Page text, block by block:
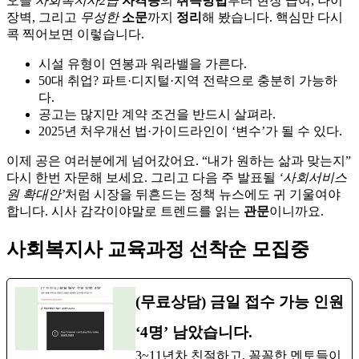
장벽, 그리고 무성한 소문까지 정리 해 봤습니다. 핵심만 다시
콕 찍어보면 이렇습니다.
시설 유형이 연봉과 워라밸을 가른다.
50대 취업? 파트·디지털·지역 전략으로 충분히 가능하
다.
공고는 많지만 계약 조건을 반드시 살펴라.
2025년 처우개선 법·가이드라인이 ‘변수’가 될 수 있다.
이제 공은 여러분에게 넘어갔어요. “내가 원하는 삶과 맞는지”
다시 한번 자문해 보세요. 그리고 다음 주 발표될 ‘사회서비스
원 확대안’처럼 시장을 뒤흔드는 정책 뉴스에도 귀 기울여야
합니다. 시사 감각이야말로 트렌드를 읽는 관문이니까요.
사회복지사 교육과정 선착순 모집중
(무료상담) 금일 접수 가능 인원
‘4명’ 남았습니다.
3~11년차 친절하고, 꼼꼼한 멘토들이